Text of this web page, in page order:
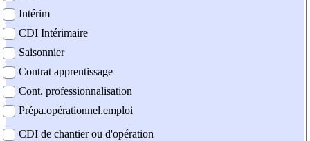
Intérim
CDI Intérimaire
Saisonnier
Contrat apprentissage
Cont. professionnalisation
Prépa.opérationnel.emploi
CDI de chantier ou d'opération